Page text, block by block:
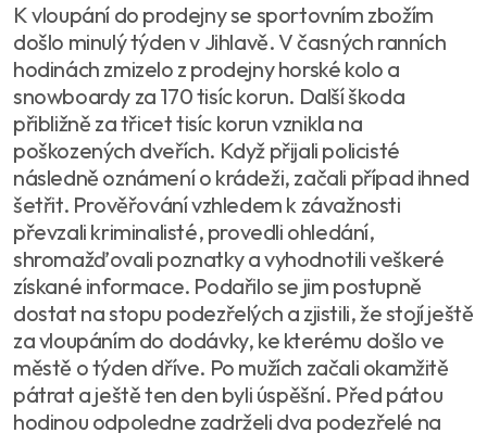
K vloupání do prodejny se sportovním zbožím
došlo minulý týden v Jihlavě. V časných ranních
hodinách zmizelo z prodejny horské kolo a
snowboardy za 170 tisíc korun. Další škoda
přibližně za třicet tisíc korun vznikla na
poškozených dveřích. Když přijali policisté
následně oznámení o krádeži, začali případ ihned
šetřit. Prověřování vzhledem k závažnosti
převzali kriminalisté, provedli ohledání,
shromažďovali poznatky a vyhodnotili veškeré
získané informace. Podařilo se jim postupně
dostat na stopu podezřelých a zjistili, že stojí ještě
za vloupáním do dodávky, ke kterému došlo ve
městě o týden dříve. Po mužích začali okamžitě
pátrat a ještě ten den byli úspěšní. Před pátou
hodinou odpoledne zadrželi dva podezřelé na